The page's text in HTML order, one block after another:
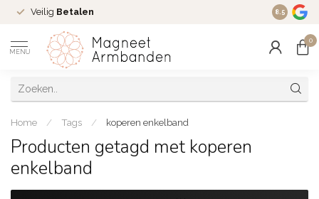
Veilig Betalen Ruim 16
8.5
MENU
0
Home / Tags / koperen enkelband
Producten getagd met koperen
enkelband